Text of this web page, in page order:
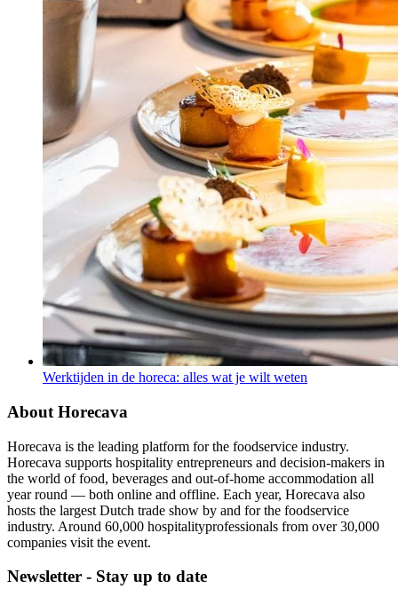
Werktijden in de horeca: alles wat je wilt weten
About Horecava
Horecava is the leading platform for the foodservice industry.
Horecava supports hospitality entrepreneurs and decision-makers in
the world of food, beverages and out-of-home accommodation all
year round — both online and offline. Each year, Horecava also
hosts the largest Dutch trade show by and for the foodservice
industry. Around 60,000 hospitalityprofessionals from over 30,000
companies visit the event.
Newsletter - Stay up to date